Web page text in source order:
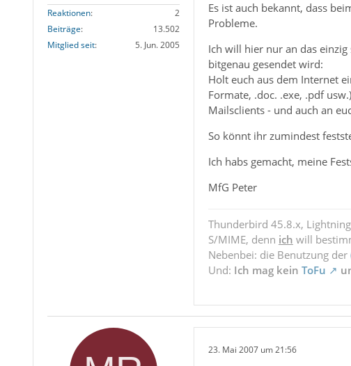
Reaktionen
2
Beiträge
13.502
Mitglied seit
5. Jun. 2005
Es ist auch bekannt, dass
Probleme.
Ich will hier nur an das
bitgenau gesendet wird:
Holt euch aus dem Internet
Formate, .doc. .exe, .pdf
Mailsclients - und auch an
So könnt ihr zumindest
Ich habs gemacht, meine
MfG Peter
Thunderbird 45.8.x,
S/MIME, denn ich will
Nebenbei: die Benutzung der
Und: Ich mag kein ToFu
23. Mai 2007 um 21:56